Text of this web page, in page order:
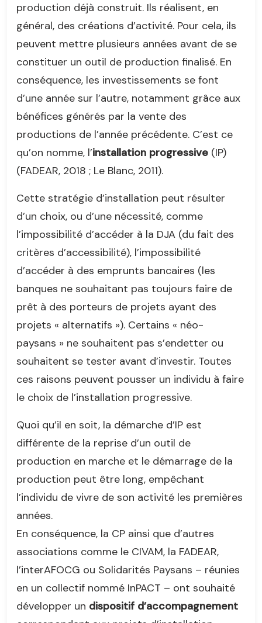
production déjà construit. Ils réalisent, en
général, des créations d’activité. Pour cela, ils
peuvent mettre plusieurs années avant de se
constituer un outil de production finalisé. En
conséquence, les investissements se font
d’une année sur l’autre, notamment grâce aux
bénéfices générés par la vente des
productions de l’année précédente. C’est ce
qu’on nomme, l’installation progressive (IP)
(FADEAR, 2018 ; Le Blanc, 2011).
Cette stratégie d’installation peut résulter
d’un choix, ou d’une nécessité, comme
l’impossibilité d’accéder à la DJA (du fait des
critères d’accessibilité), l’impossibilité
d’accéder à des emprunts bancaires (les
banques ne souhaitant pas toujours faire de
prêt à des porteurs de projets ayant des
projets « alternatifs »). Certains « néo-
paysans » ne souhaitent pas s’endetter ou
souhaitent se tester avant d’investir. Toutes
ces raisons peuvent pousser un individu à faire
le choix de l’installation progressive.
Quoi qu’il en soit, la démarche d’IP est
différente de la reprise d’un outil de
production en marche et le démarrage de la
production peut être long, empêchant
l’individu de vivre de son activité les premières
années.
En conséquence, la CP ainsi que d’autres
associations comme le CIVAM, la FADEAR,
l’interAFOCG ou Solidarités Paysans – réunies
en un collectif nommé InPACT – ont souhaité
développer un dispositif d’accompagnement